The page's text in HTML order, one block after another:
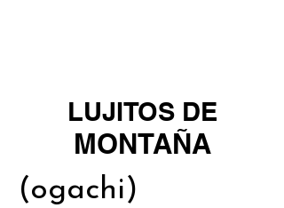
LUJITOS DE
MONTAÑA
(ogachi)